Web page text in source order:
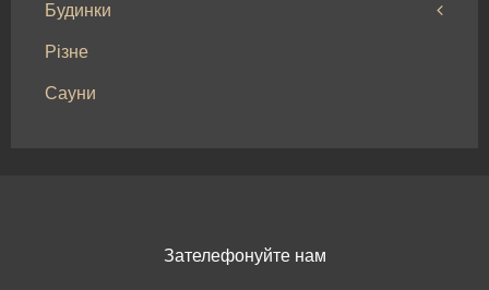
Будинки
Будинки до 100м²
Будинки від 100 до 200м²
Різне
Сауни
Зателефонуйте нам